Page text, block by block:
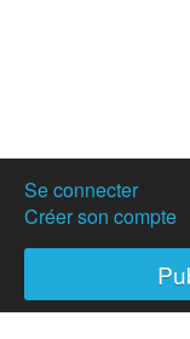
Se connecter
Créer son compte